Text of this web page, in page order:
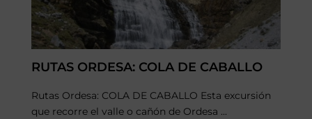
RUTAS ORDESA: COLA DE CABALLO
Rutas Ordesa: COLA DE CABALLO Esta excursión
que recorre el valle o cañón de Ordesa ...